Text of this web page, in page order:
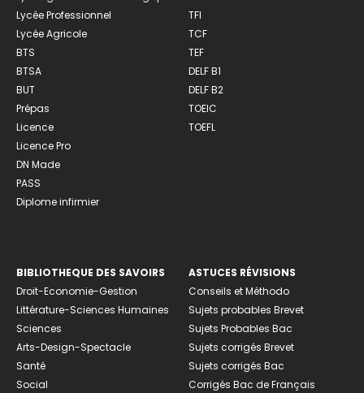
Lycée Professionnel
Lycée Agricole
BTS
BTSA
BUT
Prépas
Licence
Licence Pro
DN Made
PASS
Diplome infirmier
TFI
TCF
TEF
DELF B1
DELF B2
TOEIC
TOEFL
BIBLIOTHEQUE DES SAVOIRS
Droit-Economie-Gestion
Littérature-Sciences Humaines
Sciences
Arts-Design-Spectacle
Santé
Social
ASTUCES RÉVISIONS
Conseils et Méthodo
Sujets probables Brevet
Sujets Probables Bac
Sujets corrigés Brevet
Sujets corrigés Bac
Corrigés Bac de Français